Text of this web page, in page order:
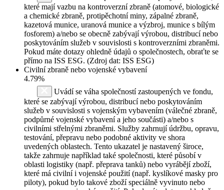
které mají vazbu na kontroverzní zbraně (atomové, biologické
a chemické zbraně, protipěchotní miny, zápalné zbraně,
kazetová munice, uranová munice a výzbroj, munice s bílým
fosforem) a/nebo se obecně zabývají výrobou, distribucí nebo
poskytováním služeb v souvislosti s kontroverzními zbraněmi.
Pokud máte dotazy ohledně údajů o společnostech, obraťte se
přímo na ISS ESG. (Zdroj dat: ISS ESG)
Civilní zbraně nebo vojenské vybavení
4.79%
Uvádí se váha společností zastoupených ve fondu,
které se zabývají výrobou, distribucí nebo poskytováním
služeb v souvislosti s vojenským vybavením (válečné zbraně,
podpůrné vojenské vybavení a jeho součásti) a/nebo s
civilními střelnými zbraněmi. Služby zahrnují údržbu, opravu,
testování, přepravu nebo podobné aktivity ve shora
uvedených oblastech. Tento ukazatel je nastavený široce,
takže zahrnuje například také společnosti, které působí v
oblasti logistiky (např. přeprava tanků) nebo vyrábějí zboží,
které má civilní i vojenské použití (např. kyslíkové masky pro
piloty), pokud bylo takové zboží speciálně vyvinuto nebo